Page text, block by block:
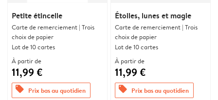
Petite étincelle
Carte de remerciement | Trois
choix de papier
Lot de 10 cartes
À partir de
11,99 €
offers Prix bas au quotidien
Étoiles, lunes et magie
Carte de remerciement | Trois
choix de papier
Lot de 10 cartes
À partir de
11,99 €
offers Prix bas au quotidien